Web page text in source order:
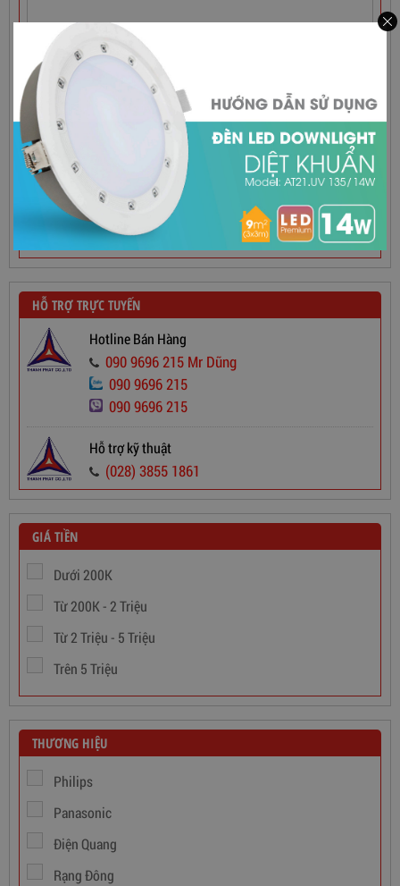
Dây Cáp Điện 1 Ruột Cadivi CV 2,5
565,000
Dây Cáp Điện 1 Ruột Cadivi CV 1,5
HỖ TRỢ TRỰC TUYẾN
Hotline Bán Hàng
090 9696 215 Mr Dũng
090 9696 215
090 9696 215
Hỗ trợ kỹ thuật
(028) 3855 1861
GIÁ TIỀN
Dưới 200K
Từ 200K - 2 Triệu
Từ 2 Triệu - 5 Triệu
Trên 5 Triệu
THƯƠNG HIỆU
Philips
Panasonic
Điện Quang
Rạng Đông